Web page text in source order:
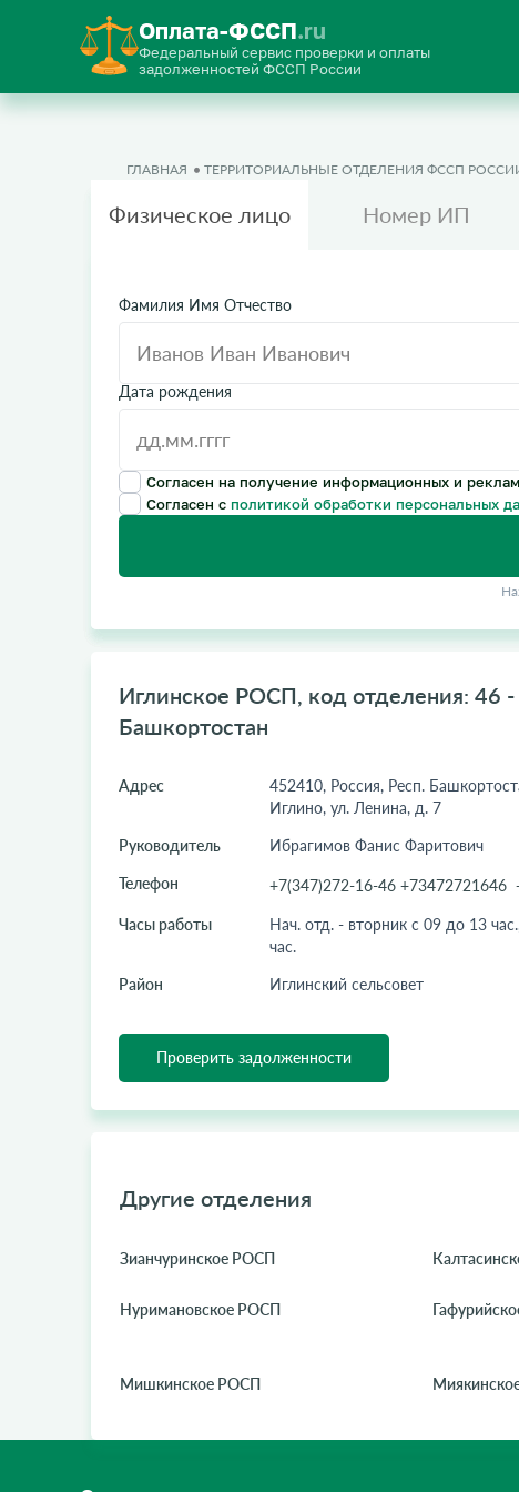
Оплата-ФССП.ru
Федеральный сервис проверки и оплаты
задолженностей ФССП России
ГЛАВНАЯ ТЕРРИТОРИАЛЬНЫЕ ОТДЕЛЕНИЯ ФССП
Физическое лицо Номер ИП
Фамилия Имя Отчество
Дата рождения
Согласен на получение информационных и
Согласен с политикой обработки персональных
Иглинское РОСП, код отделения: 46 -
Башкортостан
Адрес
452410, Россия, Респ.
Иглино, ул. Ленина, д. 7
Руководитель
Ибрагимов Фанис Фаритович
Телефон
+7(347)272-16-46 +73472721646
Часы работы
Нач. отд. - вторник с 09 до 13
час.
Район
Иглинский сельсовет
Проверить задолженности
Другие отделения
Зианчуринское РОСП
Нуримановское РОСП
Мишкинское РОСП